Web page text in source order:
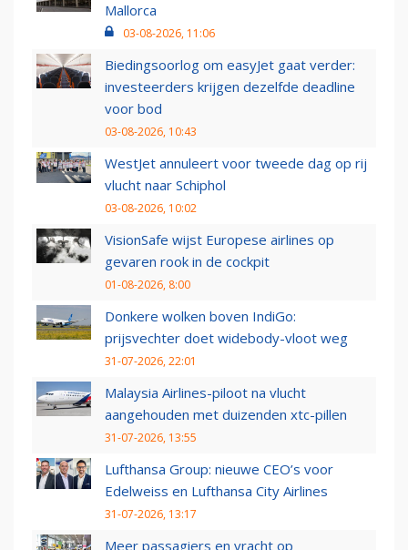
Mallorca
03-08-2026, 11:06
Biedingsoorlog om easyJet gaat verder:
investeerders krijgen dezelfde deadline
voor bod
03-08-2026, 10:43
WestJet annuleert voor tweede dag op rij
vlucht naar Schiphol
03-08-2026, 10:02
VisionSafe wijst Europese airlines op
gevaren rook in de cockpit
01-08-2026, 8:00
Donkere wolken boven IndiGo:
prijsvechter doet widebody-vloot weg
31-07-2026, 22:01
Malaysia Airlines-piloot na vlucht
aangehouden met duizenden xtc-pillen
31-07-2026, 13:55
Lufthansa Group: nieuwe CEO’s voor
Edelweiss en Lufthansa City Airlines
31-07-2026, 13:17
Meer passagiers en vracht op